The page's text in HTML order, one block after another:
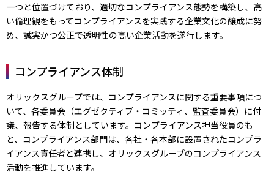
一つと位置づけており、適切なコンプライアンス態勢を構築し、高
い倫理観をもってコンプライアンスを実践する企業文化の醸成に努
め、誠実かつ公正で透明性の高い企業活動を遂行します。
コンプライアンス体制
オリックスグループでは、コンプライアンスに関する重要事項につ
いて、各委員会（エグゼクティブ・コミッティ、監査委員会）に付
議、報告する体制としています。コンプライアンス担当役員のも
と、コンプライアンス部門は、各社・各本部に設置されたコンプラ
イアンス責任者と連携し、オリックスグループのコンプライアンス
活動を推進しています。